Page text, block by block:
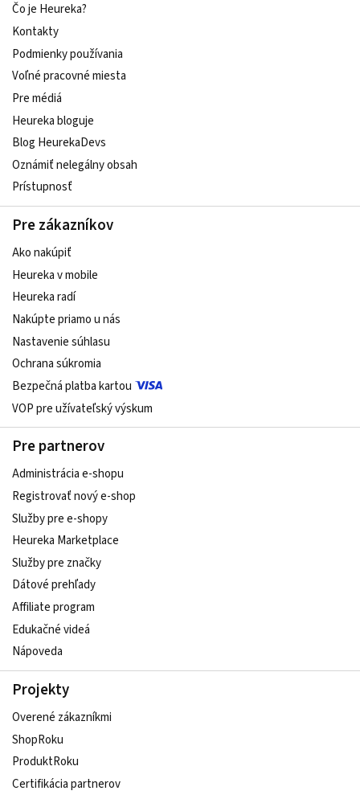
Čo je Heureka?
Kontakty
Podmienky používania
Voľné pracovné miesta
Pre médiá
Heureka bloguje
Blog HeurekaDevs
Oznámiť nelegálny obsah
Prístupnosť
Pre zákazníkov
Ako nakúpiť
Heureka v mobile
Heureka radí
Nakúpte priamo u nás
Nastavenie súhlasu
Ochrana súkromia
Bezpečná platba kartou
VOP pre užívateľský výskum
Pre partnerov
Administrácia e-shopu
Registrovať nový e-shop
Služby pre e‑shopy
Heureka Marketplace
Služby pre značky
Dátové prehľady
Affiliate program
Edukačné videá
Nápoveda
Projekty
Overené zákazníkmi
ShopRoku
ProduktRoku
Certifikácia partnerov